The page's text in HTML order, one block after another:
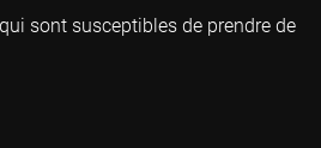
sont susceptibles de prendre de